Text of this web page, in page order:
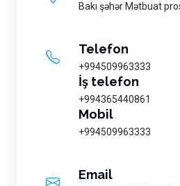
Bakı şəhər Mətbuat
Telefon
+994509963333
İş telefon
+994365440861
Mobil
+994509963333
Email